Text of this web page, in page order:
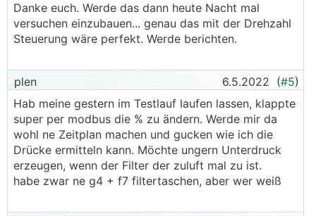
Danke euch. Werde das dann heute Nacht mal
versuchen einzubauen... genau das mit der Drehzahl
Steuerung wäre perfekt. Werde berichten.
plen 6.5.2022 (#5)
Hab meine gestern im Testlauf laufen lassen, klappte
super per modbus die % zu ändern. Werde mir da
wohl ne Zeitplan machen und gucken wie ich die
Drücke ermitteln kann. Möchte ungern Unterdruck
erzeugen, wenn der Filter der zuluft mal zu ist.
habe zwar ne g4 + f7 filtertaschen, aber wer weiß